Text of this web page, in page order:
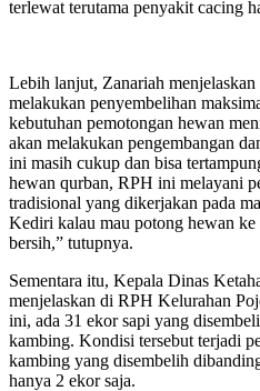
terlewat terutama penyakit cacing
Lebih lanjut, Zanariah
melakukan penyembelihan
kebutuhan pemotongan hewan
akan melakukan pengembangan
ini masih cukup dan bisa
hewan qurban, RPH ini melayani
tradisional yang dikerjakan pada
Kediri kalau mau potong hewan
bersih,” tutupnya.
Sementara itu, Kepala Dinas
menjelaskan di RPH Kelurahan
ini, ada 31 ekor sapi yang
kambing. Kondisi tersebut terjadi
kambing yang disembelih
hanya 2 ekor saja.